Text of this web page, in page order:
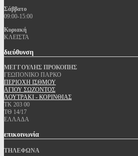
Σάββατο
09:00-15:00
Κυριακή
ΚΛΕΙΣΤΑ
διεύθυνση
ΜΕΓΓΟΥΛΗΣ ΠΡΟΚΟΠΗΣ
ΓΕΩΠΟΝΙΚΟ ΠΑΡΚΟ
ΠΕΡΙΟΧΗ ΙΣΘΜΟΥ
ΑΓΙΟΥ ΣΩΖΟΝΤΟΣ
ΛΟΥΤΡΑΚΙ - ΚΟΡΙΝΘΙΑΣ
ΤΚ 203 00
ΤΘ 14/17
ΕΛΛΑΔΑ
επικοινωνία
ΤΗΛΕΦΩΝΑ